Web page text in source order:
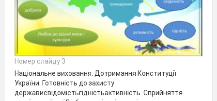
Номер слайду 3
Національне виховання. Дотримання Конституції
України. Готовність до захисту
держависвідомістьгідністьактивність. Сприйняття